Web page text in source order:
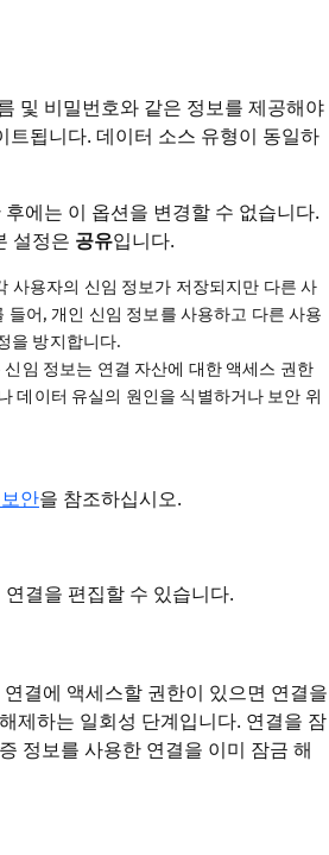
및 비밀번호와 같은 정보를 제공해야
됩니다. 데이터 소스 유형이 동일하
에는 이 옵션을 변경할 수 없습니다.
설정은 공유입니다.
사용자의 신임 정보가 저장되지만 다른 사
어, 개인 신임 정보를 사용하고 다른 사용
을 방지합니다.
임 정보는 연결 자산에 대한 액세스 권한
데이터 유실의 원인을 식별하거나 보안 위
안을 참조하십시오.
결을 편집할 수 있습니다.
결에 액세스할 권한이 있으면 연결을
제하는 일회성 단계입니다. 연결을 잠
정보를 사용한 연결을 이미 잠금 해